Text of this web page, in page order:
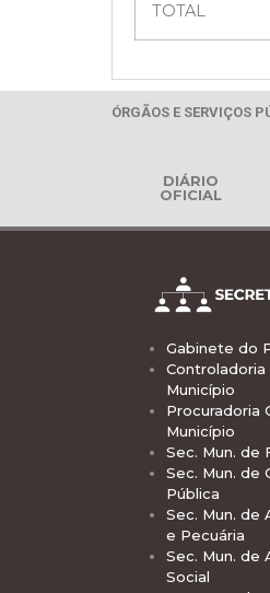
TOTAL
ÓRGÃOS E SERVIÇOS
DIÁRIO
OFICIAL
Gabinete do
Controladoria
Município
Procuradoria
Município
Sec. Mun. de
Sec. Mun. de
Pública
Sec. Mun. de
e Pecuária
Sec. Mun. de
Social